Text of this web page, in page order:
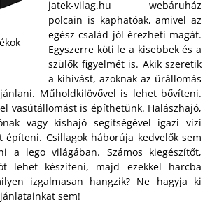
jatek-vilag.hu webáruház
polcain is kaphatóak, amivel az
egész család jól érezheti magát.
Egyszerre köti le a kisebbek és a
szülők figyelmét is. Akik szeretik
a kihívást, azoknak az űrállomás
Műholdkilövővel is lehet bővíteni.
vasútállomást is építhetünk. Halászhajó,
vagy kishajó segítségével igazi vízi
építeni. Csillagok háborúja kedvelők sem
a lego világában. Számos kiegészítőt,
lehet készíteni, majd ezekkel harcba
izgalmasan hangzik? Ne hagyja ki
sem!